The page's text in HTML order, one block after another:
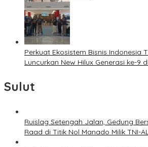
Perkuat Ekosistem Bisnis Indonesia
Luncurkan New Hilux Generasi ke-9
Sulut
Ruislag Setengah Jalan, Gedung
Raad di Titik Nol Manado Milik TNI-